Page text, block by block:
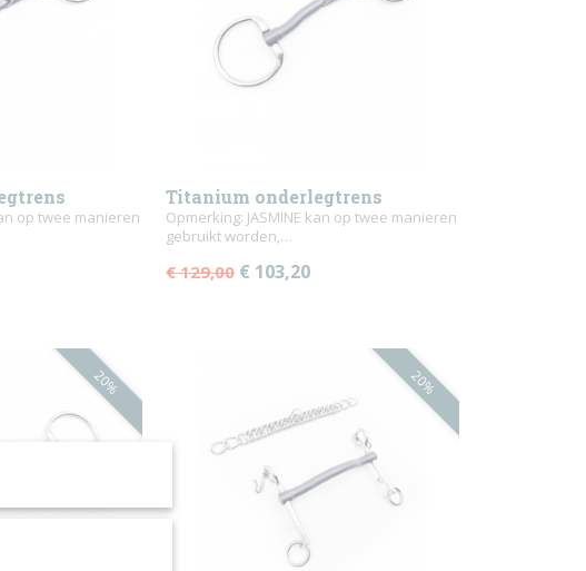
op twee manieren
Titanium onderlegtrens
JASMINE vaste ringen
Opmerking: JASMINE kan op twee manieren
gebruikt worden,…
€ 129,00 € 103,20
20% 20%